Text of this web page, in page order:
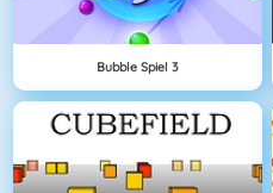
Bubble Spiel 3